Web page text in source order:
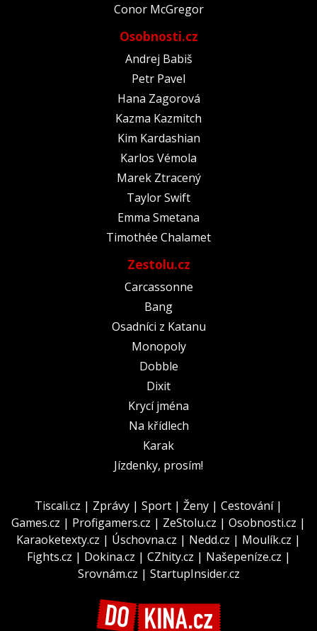
Conor McGregor
Osobnosti.cz
Andrej Babiš
Petr Pavel
Hana Zagorová
Kazma Kazmitch
Kim Kardashian
Karlos Vémola
Marek Ztracený
Taylor Swift
Emma Smetana
Timothée Chalamet
Zestolu.cz
Carcassonne
Bang
Osadníci z Katanu
Monopoly
Dobble
Dixit
Krycí jména
Na křídlech
Karak
Jízdenky, prosím!
Tiscali.cz | Zprávy | Sport | Ženy | Cestování|
Games.cz | Profigamers.cz | ZeStolu.cz | Osobnosti.cz |
Karaoketexty.cz | Úschovna.cz | Nedd.cz | Moulík.cz |
Fights.cz | Dokina.cz | CZhity.cz | Našepeníze.cz |
Srovnám.cz | StartupInsider.cz